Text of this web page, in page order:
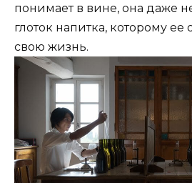
понимает в вине, она даже
глоток напитка, которому ее
свою жизнь.